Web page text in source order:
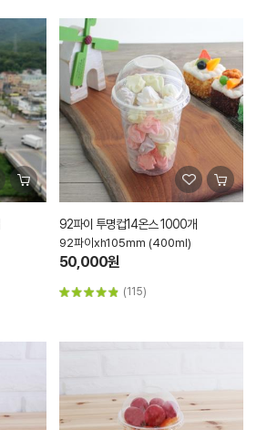
92파이 투명컵14온스 1000개
92파이xh105mm (400ml)
50,000원
(115)